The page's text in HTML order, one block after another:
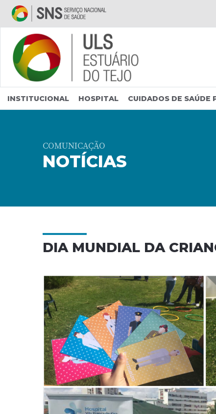
Saltar para conteúdo principal
INSTITUCIONAL HOSPITAL CUIDADOS DE SAÚDE
COMUNICAÇÃO
NOTÍCIAS
DIA MUNDIAL DA